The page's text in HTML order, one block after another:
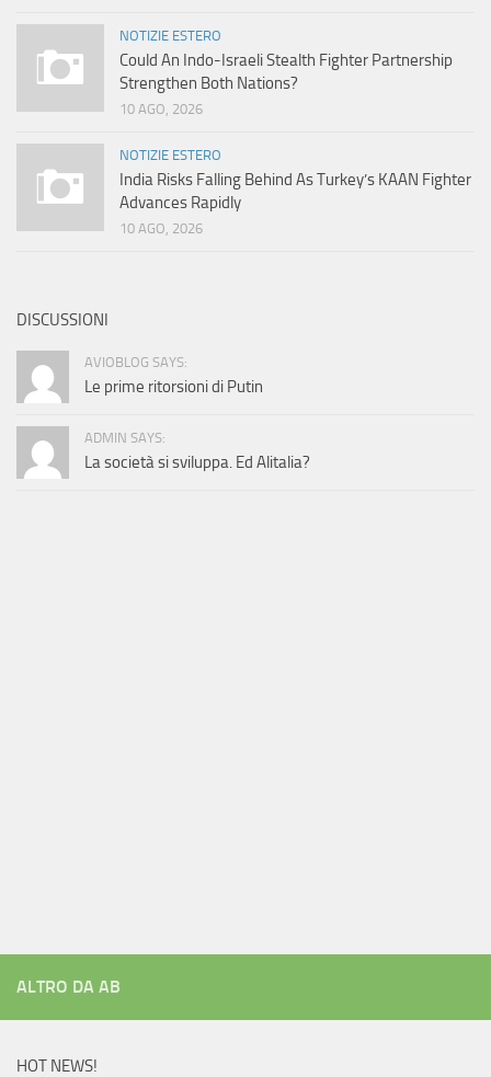
NOTIZIE ESTERO
Could An Indo-Israeli Stealth Fighter Partnership
Strengthen Both Nations?
10 AGO, 2026
NOTIZIE ESTERO
India Risks Falling Behind As Turkey’s KAAN Fighter
Advances Rapidly
10 AGO, 2026
DISCUSSIONI
AVIOBLOG SAYS:
Le prime ritorsioni di Putin
ADMIN SAYS:
La società si sviluppa. Ed Alitalia?
ALTRO DA AB
HOT NEWS!